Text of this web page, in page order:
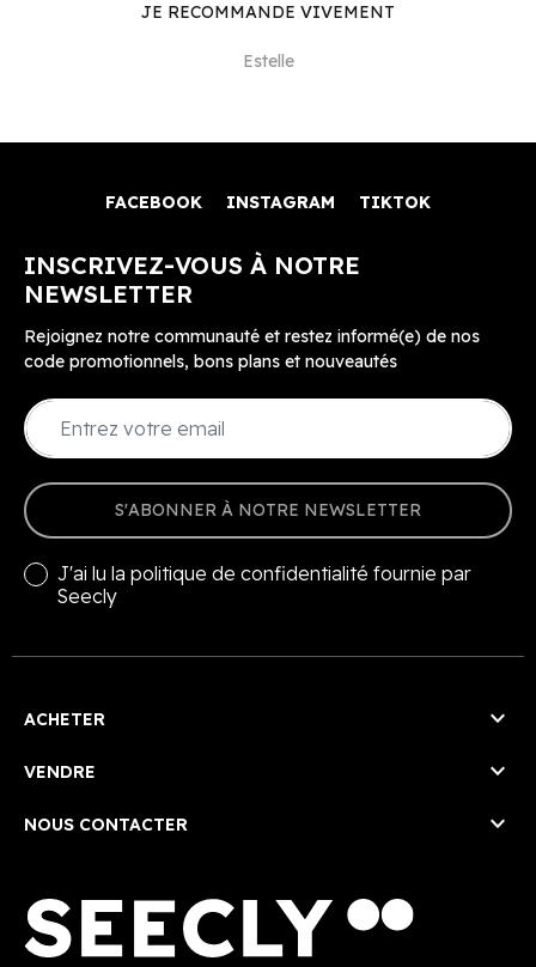
JE RECOMMANDE VIVEMENT
Estelle
FACEBOOK INSTAGRAM TIKTOK
INSCRIVEZ-VOUS À NOTRE
NEWSLETTER
Rejoignez notre communauté et restez informé(e) de nos
code promotionnels, bons plans et nouveautés
S'ABONNER À NOTRE NEWSLETTER
J'ai lu la politique de confidentialité fournie par
Seecly
ACHETER 
VENDRE 
NOUS CONTACTER 